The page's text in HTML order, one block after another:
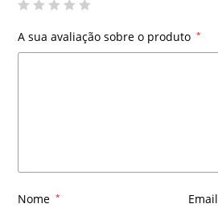
A sua avaliação sobre o produto *
Nome * Email